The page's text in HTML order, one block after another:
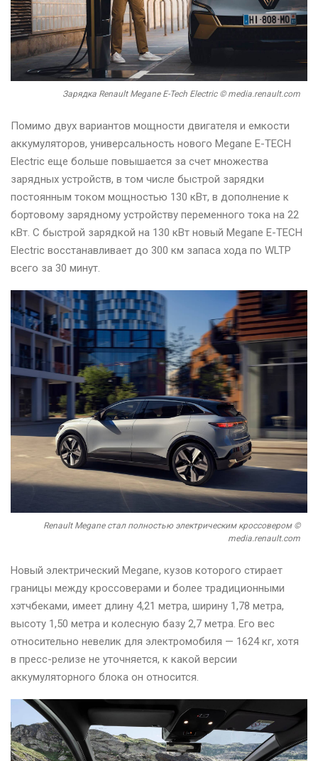
Зарядка Renault Megane E-Tech Electric © media.renault.com
Помимо двух вариантов мощности двигателя и емкости
аккумуляторов, универсальность нового Megane E-TECH
Electric еще больше повышается за счет множества
зарядных устройств, в том числе быстрой зарядки
постоянным током мощностью 130 кВт, в дополнение к
бортовому зарядному устройству переменного тока на 22
кВт. С быстрой зарядкой на 130 кВт новый Megane E-TECH
Electric восстанавливает до 300 км запаса хода по WLTP
всего за 30 минут.
Renault Megane стал полностью электрическим кроссовером ©
media.renault.com
Новый электрический Megane, кузов которого стирает
границы между кроссоверами и более традиционными
хэтчбеками, имеет длину 4,21 метра, ширину 1,78 метра,
высоту 1,50 метра и колесную базу 2,7 метра. Его вес
относительно невелик для электромобиля — 1624 кг, хотя
в пресс-релизе не уточняется, к какой версии
аккумуляторного блока он относится.